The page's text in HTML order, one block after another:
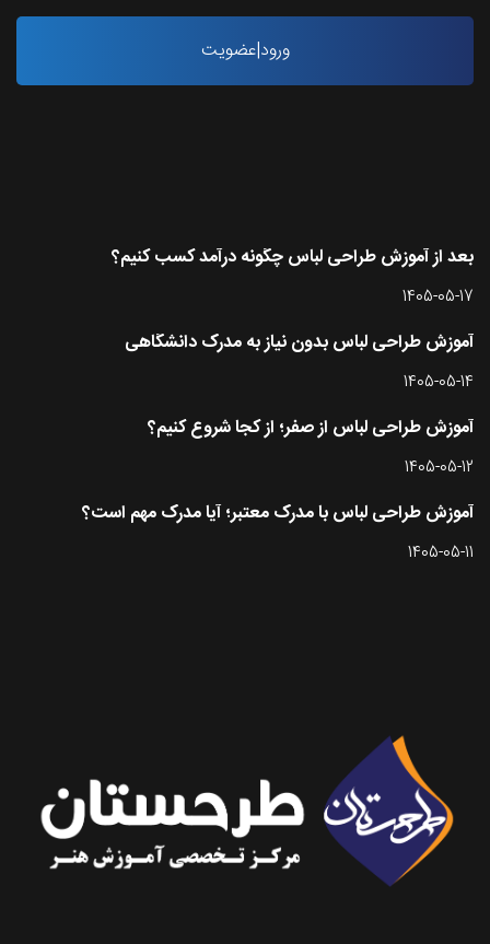
ورود|عضویت
بعد از آموزش طراحی لباس چگونه درآمد کسب کنیم؟
1405-05-17
آموزش طراحی لباس بدون نیاز به مدرک دانشگاهی
1405-05-14
آموزش طراحی لباس از صفر؛ از کجا شروع کنیم؟
1405-05-12
آموزش طراحی لباس با مدرک معتبر؛ آیا مدرک مهم است؟
1405-05-11